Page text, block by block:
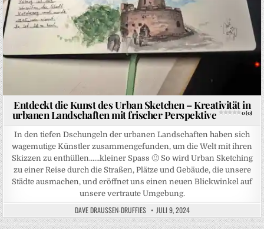
Entdeckt die Kunst des Urban Sketchen – Kreativität in
urbanen Landschaften mit frischer Perspektive 0 (0)
In den tiefen Dschungeln der urbanen Landschaften haben sich
wagemutige Künstler zusammengefunden, um die Welt mit ihren
Skizzen zu enthüllen……kleiner Spass 🙂 So wird Urban Sketching
zu einer Reise durch die Straßen, Plätze und Gebäude, die unsere
Städte ausmachen, und eröffnet uns einen neuen Blickwinkel auf
unsere vertraute Umgebung.
DAVE DRAUSSEN-DRUFFIES JULI 9, 2024